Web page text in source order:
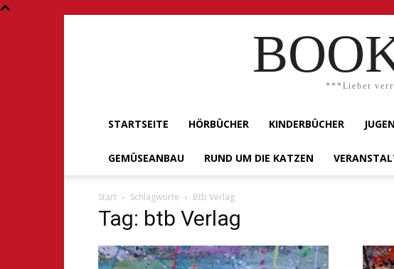
***Lieber
STARTSEITE HÖRBÜCHER KINDERBÜCHER
GEMÜSEANBAU RUND UM DIE KATZEN
Start Schlagworte Btb Verlag
Tag: btb Verlag